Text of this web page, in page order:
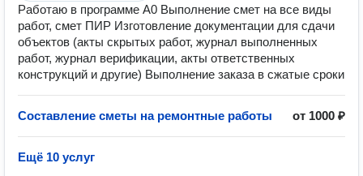
Работаю в программе А0 Выполнение смет на все виды
работ, смет ПИР Изготовление документации для сдачи
объектов (акты скрытых работ, журнал выполненных
работ, журнал верификации, акты ответственных
конструкций и другие) Выполнение заказа в сжатые сроки
Составление сметы на ремонтные работы от 1000 ₽
Ещё 10 услуг